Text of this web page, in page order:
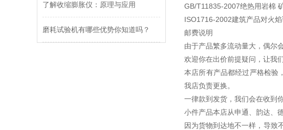
了解收缩膨胀仪：原理与应用
磨耗试验机有哪些优势你知道吗？
GB/T11835-2007绝热用岩棉
ISO1716-2002建筑产品对火
邮费说明
由于产品繁多流动量大，偶尔
欢迎你在出价前提疑问，让我
本店所有产品都经过严格检验
我店负责更换。
一律款到发货，我们会
小件产品本店从申通、韵达、
因为货物到达地不一样，导致